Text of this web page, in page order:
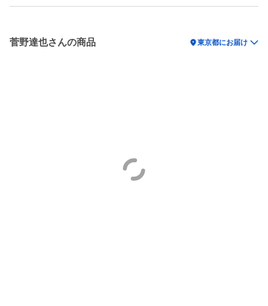
菅野達也さんの商品 location_on東京都にお届け